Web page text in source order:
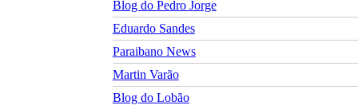
Blog do Pedro Jorge
Eduardo Sandes
Paraibano News
Martin Varão
Blog do Lobão